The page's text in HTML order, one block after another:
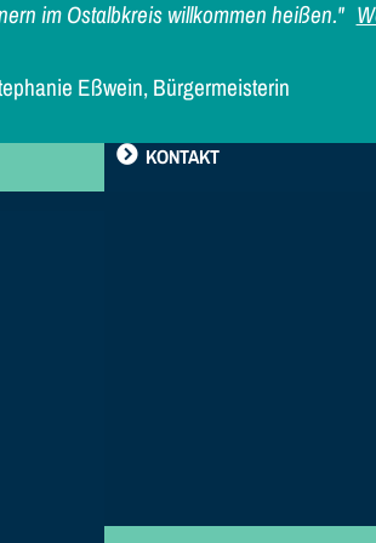
im Ostalbkreis willkommen heißen."
Eßwein, Bürgermeisterin
KONTAKT